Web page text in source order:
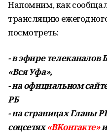
Напомним, как
трансляцию
посмотреть:
- в эфире телеканалов
«Вся Уфа»,
- на официальном
РБ
- на страницах Главы
соцсетях«ВКонтакте»